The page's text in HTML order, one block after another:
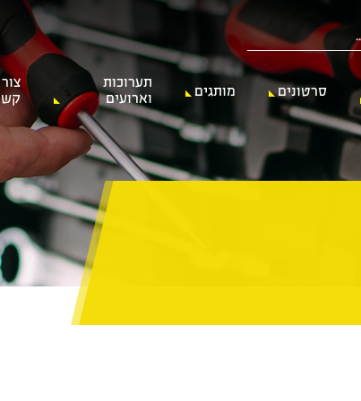
סרטונים מותגים
תערוכות
וארועים
צור